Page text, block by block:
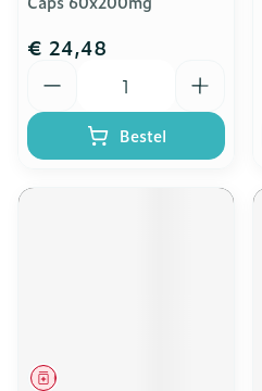
€ 24,48
Bestel
Geneesmiddel